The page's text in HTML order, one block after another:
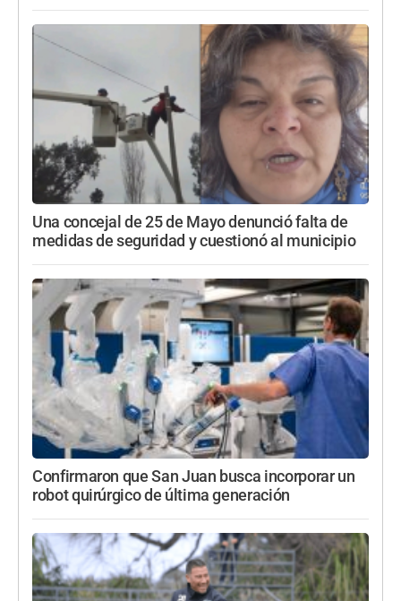
Una concejal de 25 de Mayo denunció falta de
medidas de seguridad y cuestionó al municipio
Confirmaron que San Juan busca incorporar un
robot quirúrgico de última generación